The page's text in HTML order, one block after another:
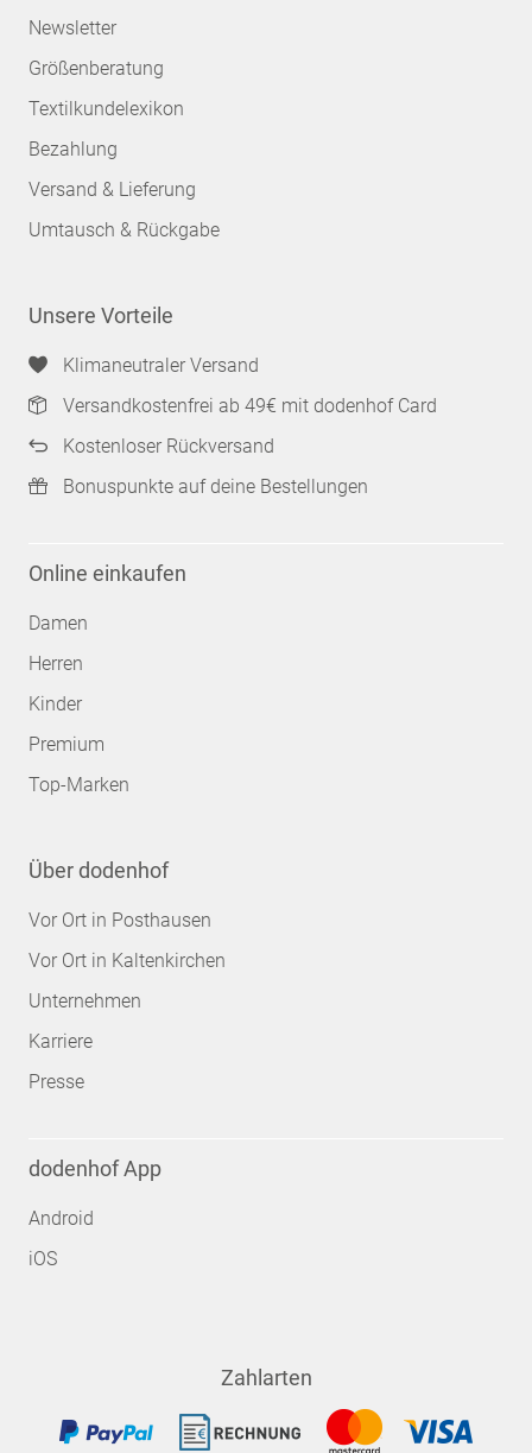
Newsletter
Größenberatung
Textilkundelexikon
Bezahlung
Versand & Lieferung
Umtausch & Rückgabe
Unsere Vorteile
Klimaneutraler Versand
Versandkostenfrei ab 49€ mit dodenhof Card
Kostenloser Rückversand
Bonuspunkte auf deine Bestellungen
Online einkaufen
Damen
Herren
Kinder
Premium
Top-Marken
Über dodenhof
Vor Ort in Posthausen
Vor Ort in Kaltenkirchen
Unternehmen
Karriere
Presse
dodenhof App
Android
iOS
Zahlarten